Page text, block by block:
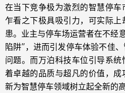
在当下竞争极为激烈的智慧停
乍看之下极具吸引力，可实际
患。业主与停车场运营者在不经
陷阱”，进而引发停车体验不佳
问题。而万泊科技车位引导系
着卓越的品质与超凡的价值，
新为智慧停车领域树立起全新的